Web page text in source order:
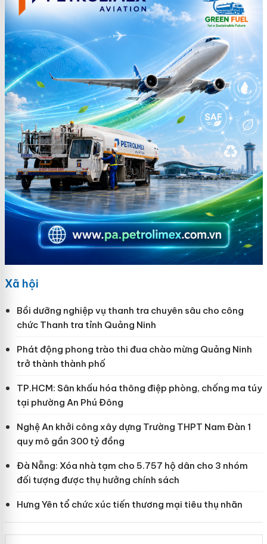
Xã hội
Bồi dưỡng nghiệp vụ thanh tra chuyên sâu cho công
chức Thanh tra tỉnh Quảng Ninh
Phát động phong trào thi đua chào mừng Quảng Ninh
trở thành thành phố
TP.HCM: Sân khấu hóa thông điệp phòng, chống ma túy
tại phường An Phú Đông
Nghệ An khởi công xây dựng Trường THPT Nam Đàn 1
quy mô gần 300 tỷ đồng
Đà Nẵng: Xóa nhà tạm cho 5.757 hộ dân cho 3 nhóm
đối tượng được thụ hưởng chính sách
Hưng Yên tổ chức xúc tiến thương mại tiêu thụ nhãn